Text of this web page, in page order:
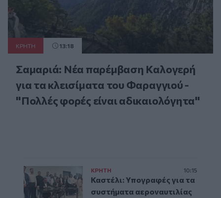
ΚΡΗΤΗ 13:18
Σαμαριά: Νέα παρέμβαση Καλογερή
για τα κλεισίματα του Φαραγγιού -
"Πολλές φορές είναι αδικαιολόγητα"
ΚΡΗΤΗ 10:15
Καστέλι: Υπογραφές για τα
συστήματα αεροναυτιλίας